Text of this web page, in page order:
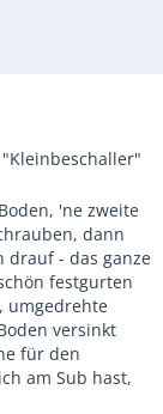
'ne zweite
dann
drauf - das ganze
festgurten
umgedrehte
versinkt
für den
am Sub hast,